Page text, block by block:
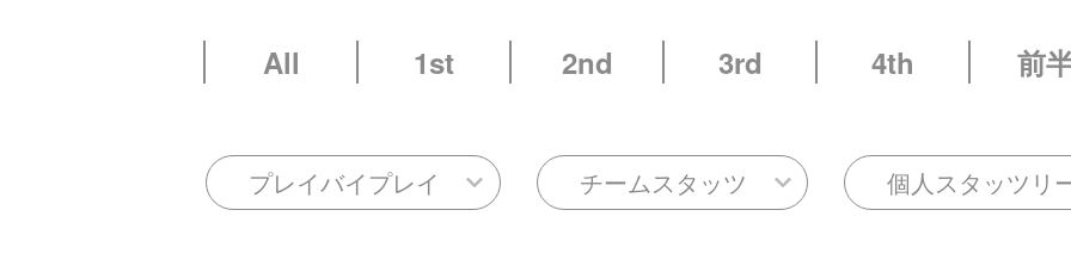
All 1st 2nd 3rd 4th 前
プレイバイプレイ チームスタッツ 個人スタッツリ